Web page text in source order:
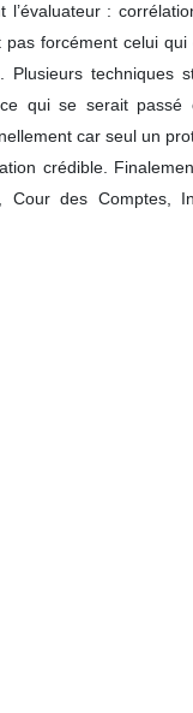
:
pas forcément celui
techniques
qui se serait passé
car seul un
crédible.
Cour des Comptes,